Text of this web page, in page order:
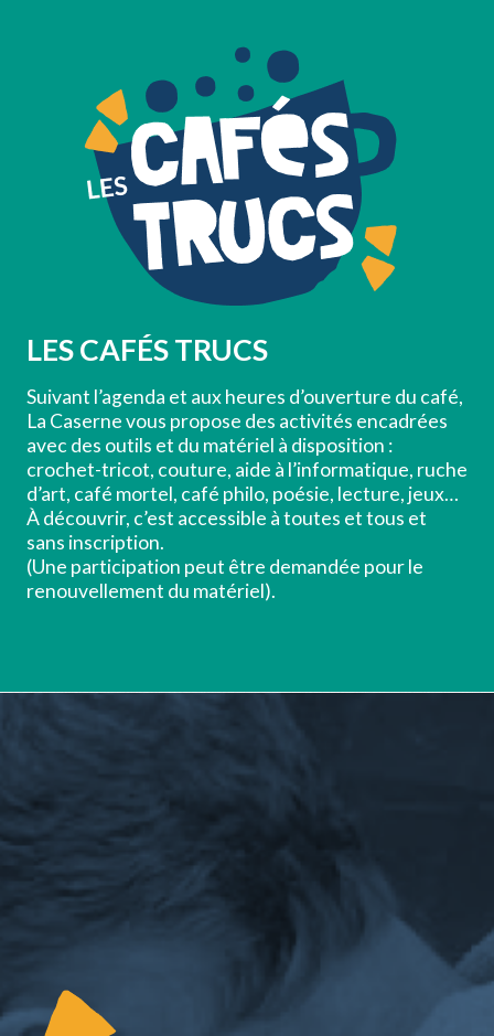
LES CAFÉS TRUCS
Suivant l’agenda et aux heures d’ouverture du café,
La Caserne vous propose des activités encadrées
avec des outils et du matériel à disposition :
crochet-tricot, couture, aide à l’informatique, ruche
d’art, café mortel, café philo, poésie, lecture, jeux…
À découvrir, c’est accessible à toutes et tous et
sans inscription.
(Une participation peut être demandée pour le
renouvellement du matériel).